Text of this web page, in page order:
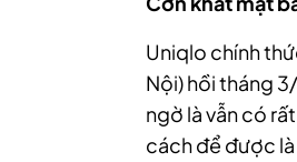
Uniqlo chính
Nội) hồi tháng
ngờ là vẫn có
cách để được là